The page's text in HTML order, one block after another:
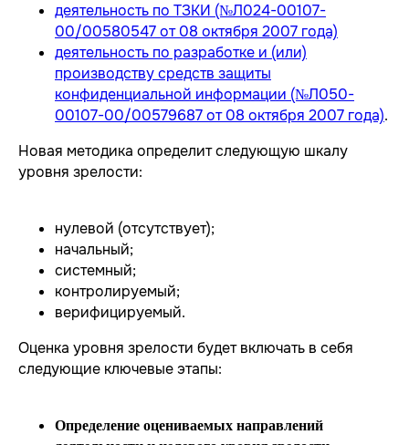
деятельность по ТЗКИ (№Л024-00107-
00/00580547 от 08 октября 2007 года)
деятельность по разработке и (или)
производству средств защиты
конфиденциальной информации (№Л050-
00107-00/00579687 от 08 октября 2007 года).
Новая методика определит следующую шкалу
уровня зрелости:
нулевой (отсутствует);
начальный;
системный;
контролируемый;
верифицируемый.
Оценка уровня зрелости будет включать в себя
следующие ключевые этапы:
Определение оцениваемых направлений